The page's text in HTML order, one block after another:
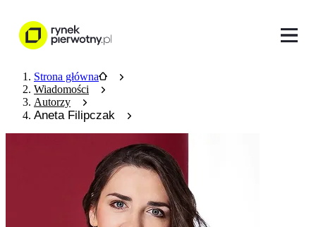
Strona główna
Wiadomości
Autorzy
Aneta Filipczak